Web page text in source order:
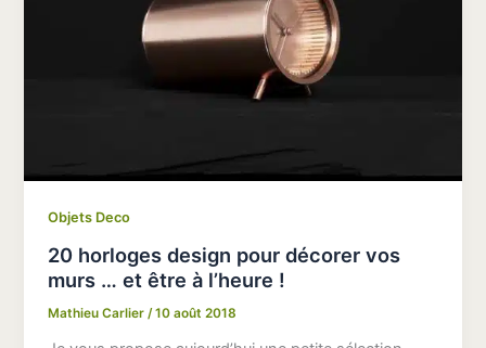
Objets Deco
20 horloges design pour décorer vos
murs … et être à l’heure !
Mathieu Carlier/10 août 2018